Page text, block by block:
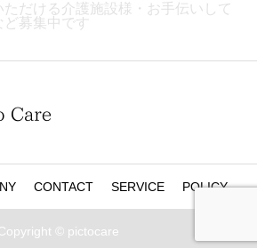
だける介護施設様・お手伝いして
募集中です
CONTACT SERVICE POLICY
© pictocare